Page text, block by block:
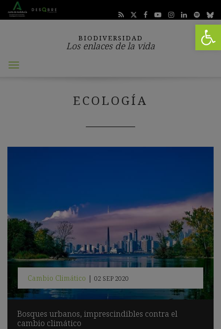
Abrir
BIODIVERSIDAD
Los enlaces de la vida
Abrir
ECOLOGÍA
Cambio Climático | 02 SEP 2020
Bosques urbanos, imprescindibles contra el
cambio climático